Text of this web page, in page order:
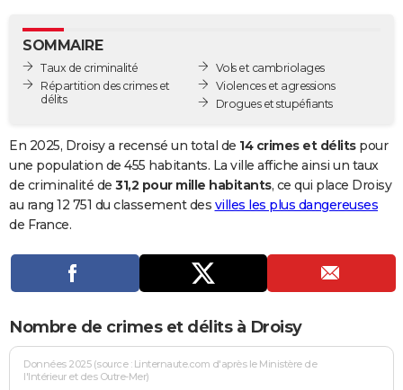
GUIDES D'ACHAT
BONS PLANS
Carte de Noël
Carte Bonne année
Carte Saint-Valentin
Carte Pâques
Carte d'anniversaire
DICTIONNAIRE
Dictionnaire
Biographies
Citations
Expressions
Proverbes
PROGRAMME TV
Se connecter
Entreprises
Service militaire
Avis de recherche
AVIS DE DÉCÈS
Bricolage
Lifestyle
Culture
Sport
Auto
Television
Voyage
Cinema
SOMMAIRE
Taux de criminalité
Répartition des crimes et
délits
Vols et cambriolages
Violences et agressions
Drogues et stupéfiants
En 2025, Droisy a recensé un total de 14 crimes et délitspour
une population de 455 habitants. La ville affiche ainsi un taux
de criminalité de 31,2 pour mille habitants, ce qui place Droisy
au rang 12 751 du classement des villes les plus dangereuses
de France.
Nombre de crimes et délits à Droisy
Données 2025 (source : Linternaute.com d'après le Ministère de
l'Intérieur et des Outre-Mer)